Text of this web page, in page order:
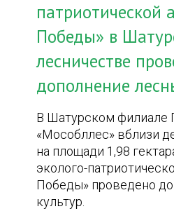
патриотической
Победы» в
лесничестве
дополнение
В Шатурском
«Мособллес» вблизи
на площади 1,98
эколого-
Победы» проведено
культур.